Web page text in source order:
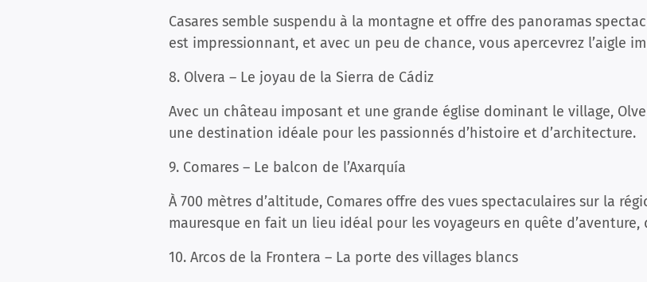
Casares semble suspendu à la montagne et offre des panoramas
est impressionnant, et avec un peu de chance, vous apercevrez l’aigle
8. Olvera – Le joyau de la Sierra de Cádiz
Avec un château imposant et une grande église dominant le village,
une destination idéale pour les passionnés d’histoire et d’architecture.
9. Comares – Le balcon de l’Axarquía
À 700 mètres d’altitude, Comares offre des vues spectaculaires sur la
mauresque en fait un lieu idéal pour les voyageurs en quête d’aventure,
10. Arcos de la Frontera – La porte des villages blancs